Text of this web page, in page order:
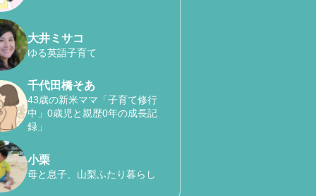
大井ミサコ
ゆる英語子育て
千代田橋そあ
43歳の新米ママ「子育て修行
中」0歳児と親歴0年の成長記
録」
小栗
母と息子、山梨ふたり暮らし